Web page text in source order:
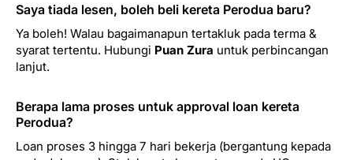
Saya tiada lesen, boleh beli kereta Perodua baru?
Ya boleh! Walau bagaimanapun tertakluk pada terma &
syarat tertentu. Hubungi Puan Zura untuk perbincangan
lanjut.
Berapa lama proses untuk approval loan kereta
Perodua?
Loan proses 3 hingga 7 hari bekerja (bergantung kepada